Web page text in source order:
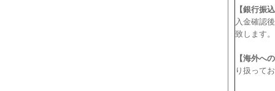
【銀行振
入金確認
致します。
【海外へ
り扱って